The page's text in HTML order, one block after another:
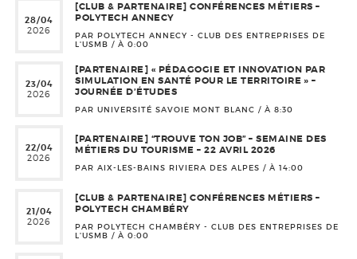
28/04
2026
[CLUB & PARTENAIRE] CONFÉRENCES MÉTIERS –
POLYTECH ANNECY
PAR POLYTECH ANNECY - CLUB DES ENTREPRISES DE
L'USMB / À 0:00
23/04
2026
[PARTENAIRE] « PÉDAGOGIE ET INNOVATION PAR
SIMULATION EN SANTÉ POUR LE TERRITOIRE » –
JOURNÉE D’ÉTUDES
PAR UNIVERSITÉ SAVOIE MONT BLANC / À 8:30
22/04
2026
[PARTENAIRE] “TROUVE TON JOB” – SEMAINE DES
MÉTIERS DU TOURISME – 22 AVRIL 2026
PAR AIX-LES-BAINS RIVIERA DES ALPES / À 14:00
21/04
2026
[CLUB & PARTENAIRE] CONFÉRENCES MÉTIERS –
POLYTECH CHAMBÉRY
PAR POLYTECH CHAMBÉRY - CLUB DES ENTREPRISES DE
L'USMB / À 0:00